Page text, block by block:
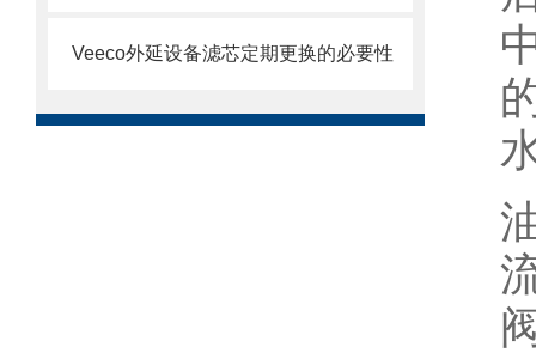
Veeco外延设备滤芯定期更换的必要性